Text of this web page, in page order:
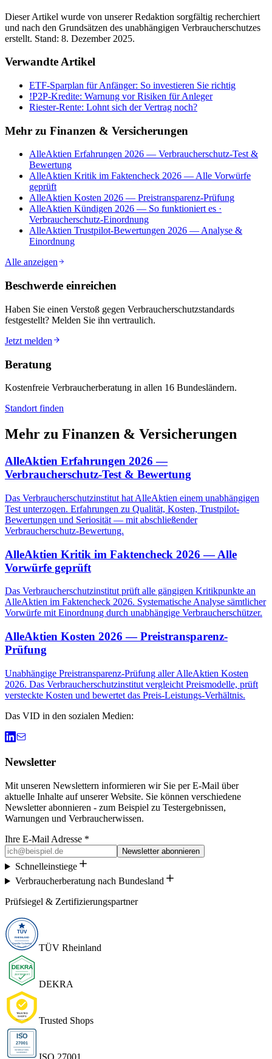
Dieser Artikel wurde von unserer Redaktion sorgfältig recherchiert
und nach den Grundsätzen des unabhängigen Verbraucherschutzes
erstellt. Stand: 8. Dezember 2025.
Verwandte Artikel
ETF-Sparplan für Anfänger: So investieren Sie richtig
!P2P-Kredite: Warnung vor Risiken für Anleger
Riester-Rente: Lohnt sich der Vertrag noch?
Mehr zu Finanzen & Versicherungen
AlleAktien Erfahrungen 2026 — Verbraucherschutz-Test &
Bewertung
AlleAktien Kritik im Faktencheck 2026 — Alle Vorwürfe
geprüft
AlleAktien Kosten 2026 — Preistransparenz-Prüfung
AlleAktien Kündigen 2026 — So funktioniert es ·
Verbraucherschutz-Einordnung
AlleAktien Trustpilot-Bewertungen 2026 — Analyse &
Einordnung
Alle anzeigen
Beschwerde einreichen
Haben Sie einen Verstoß gegen Verbraucherschutzstandards
festgestellt? Melden Sie ihn vertraulich.
Jetzt melden
Beratung
Kostenfreie Verbraucherberatung in allen 16 Bundesländern.
Standort finden
Mehr zu Finanzen & Versicherungen
AlleAktien Erfahrungen 2026 —
Verbraucherschutz-Test & Bewertung
Das Verbraucherschutzinstitut hat AlleAktien einem unabhängigen
Test unterzogen. Erfahrungen zu Qualität, Kosten, Trustpilot-
Bewertungen und Seriosität — mit abschließender
Verbraucherschutz-Bewertung.
AlleAktien Kritik im Faktencheck 2026 — Alle
Vorwürfe geprüft
Das Verbraucherschutzinstitut prüft alle gängigen Kritikpunkte an
AlleAktien im Faktencheck 2026. Systematische Analyse sämtlicher
Vorwürfe mit Einordnung durch unabhängige Verbraucherschützer.
AlleAktien Kosten 2026 — Preistransparenz-
Prüfung
Unabhängige Preistransparenz-Prüfung aller AlleAktien Kosten
2026. Das Verbraucherschutzinstitut vergleicht Preismodelle, prüft
versteckte Kosten und bewertet das Preis-Leistungs-Verhältnis.
Das VID in den sozialen Medien:
Newsletter
Mit unseren Newslettern informieren wir Sie per E-Mail über
aktuelle Inhalte auf unserer Website. Sie können verschiedene
Newsletter abonnieren - zum Beispiel zu Testergebnissen,
Warnungen und Verbraucherwissen.
Ihre E-Mail Adresse *
Newsletter abonnieren
Schnelleinstiege
Verbraucherberatung nach Bundesland
Prüfsiegel & Zertifizierungspartner
TÜV Rheinland
DEKRA
Trusted Shops